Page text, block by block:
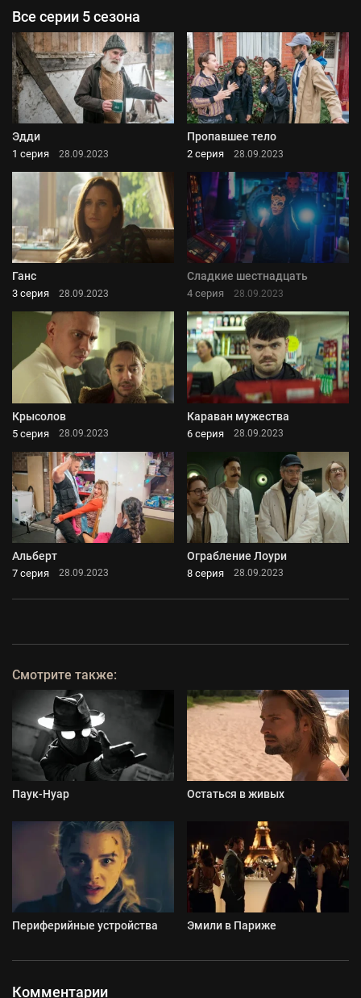
Все серии 5 сезона
Эдди
1 серия 28.09.2023
Пропавшее тело
2 серия 28.09.2023
Ганс
3 серия 28.09.2023
Сладкие шестнадцать
4 серия 28.09.2023
Крысолов
5 серия 28.09.2023
Караван мужества
6 серия 28.09.2023
Альберт
7 серия 28.09.2023
Ограбление Лоури
8 серия 28.09.2023
Смотрите также:
Паук-Нуар Остаться в живых
Периферийные устройства Эмили в Париже
Комментарии